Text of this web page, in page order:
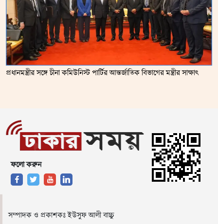
প্রধানমন্ত্রীর সঙ্গে চীনা কমিউনিস্ট পার্টির আন্তর্জাতিক বিভাগের মন্ত্রীর সাক্ষাৎ
ফলো করুন
সম্পাদক ও প্রকাশকঃ ইউসুফ আলী বাচ্চু